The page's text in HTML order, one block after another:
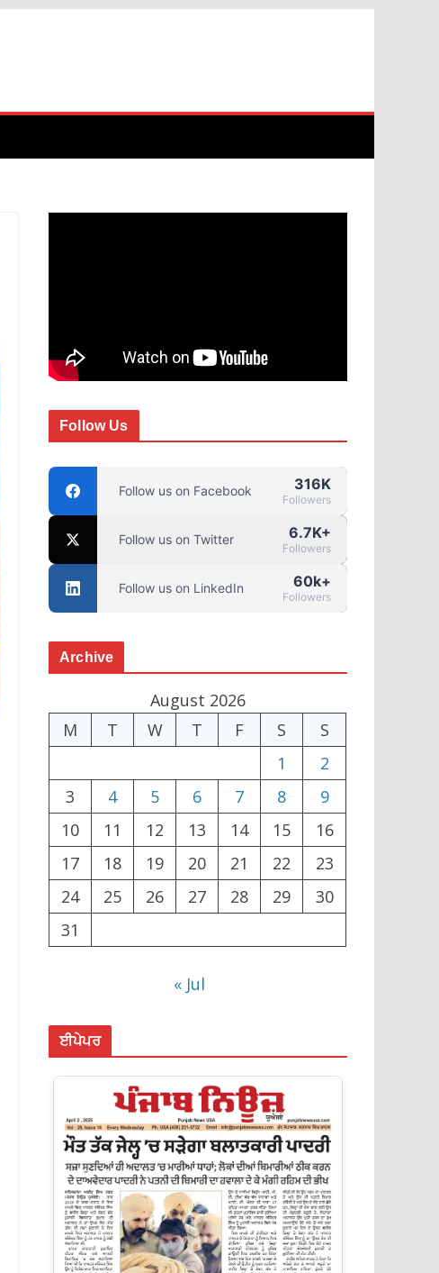
Follow Us
Follow us on Facebook 316K
Followers
Follow us on Twitter 6.7K+
Followers
Follow us on LinkedIn 60k+
Followers
Archive
August 2026
M
T W T F S
S
1
2
3
4 5 6 7 8
9
10
11 12 13 14 15
16
17
18 19 20 21 22
23
24
25 26 27 28 29
30
31
« Jul
ਈਪੇਪਰ